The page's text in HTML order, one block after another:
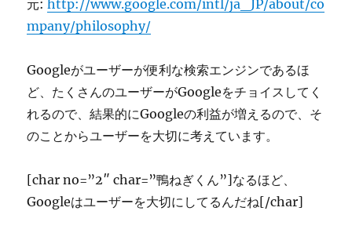
元:http://www.google.com/intl/ja_JP/about/co
mpany/philosophy/
Googleがユーザーが便利な検索エンジンであるほ
ど、たくさんのユーザーがGoogleをチョイスしてく
れるので、結果的にGoogleの利益が増えるので、そ
のことからユーザーを大切に考えています。
[char no=”2″ char=”鴨ねぎくん”]なるほど、
Googleはユーザーを大切にしてるんだね[/char]